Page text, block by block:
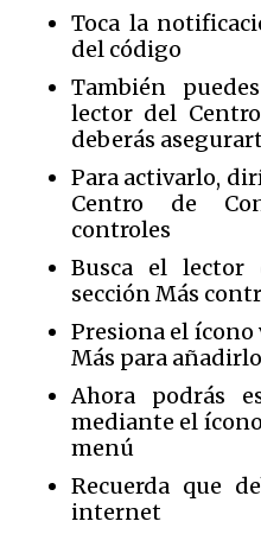
Toca la
del código
También
lector del
deberás
Para activarlo,
Centro de
controles
Busca el lector
sección Más
Presiona el ícono
Más para añadirlo
Ahora podrás
mediante el
menú
Recuerda que
internet